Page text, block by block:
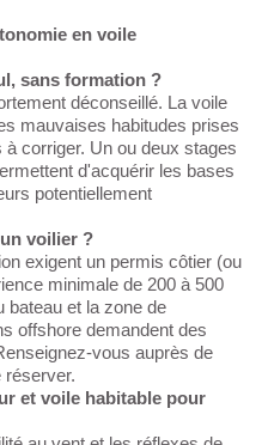
en voile
sans formation ?
déconseillé. La voile
mauvaises habitudes prises
corriger. Un ou deux stages
d'acquérir les bases
potentiellement
voilier ?
exigent un permis côtier (ou
minimale de 200 à 500
bateau et la zone de
offshore demandent des
vous auprès de
réserver.
et voile habitable pour